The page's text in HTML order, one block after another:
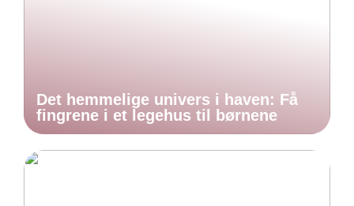
Det hemmelige univers i haven: Få
fingrene i et legehus til børnene